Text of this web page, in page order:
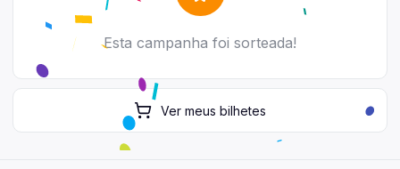
Esta campanha foi sorteada!
Ver meus bilhetes